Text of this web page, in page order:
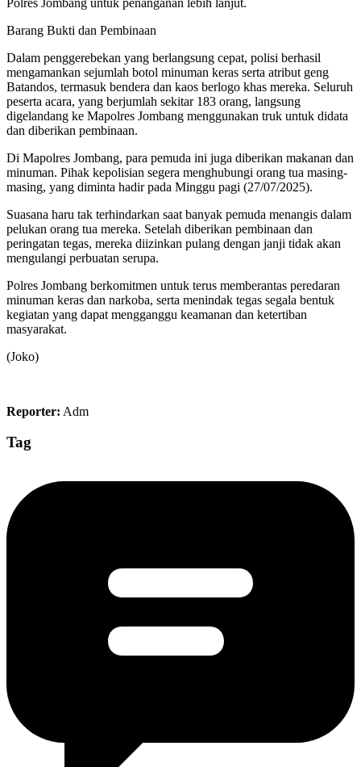
Barang Bukti dan Pembinaan
Dalam penggerebekan yang berlangsung cepat, polisi berhasil
mengamankan sejumlah botol minuman keras serta atribut geng
Batandos, termasuk bendera dan kaos berlogo khas mereka. Seluruh
peserta acara, yang berjumlah sekitar 183 orang, langsung
digelandang ke Mapolres Jombang menggunakan truk untuk didata
dan diberikan pembinaan.
Di Mapolres Jombang, para pemuda ini juga diberikan makanan dan
minuman. Pihak kepolisian segera menghubungi orang tua masing-
masing, yang diminta hadir pada Minggu pagi (27/07/2025).
Suasana haru tak terhindarkan saat banyak pemuda menangis dalam
pelukan orang tua mereka. Setelah diberikan pembinaan dan
peringatan tegas, mereka diizinkan pulang dengan janji tidak akan
mengulangi perbuatan serupa.
Polres Jombang berkomitmen untuk terus memberantas peredaran
minuman keras dan narkoba, serta menindak tegas segala bentuk
kegiatan yang dapat mengganggu keamanan dan ketertiban
masyarakat.
(Joko)
Reporter: Adm
Tag